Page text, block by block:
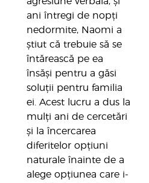
ani întregi de nopți
nedormite, Naomi a
știut că trebuie să se
întărească pe ea
însăși pentru a găsi
soluții pentru familia
ei. Acest lucru a dus la
mulți ani de cercetări
și la încercarea
diferitelor opțiuni
naturale înainte de a
alege opțiunea care i-